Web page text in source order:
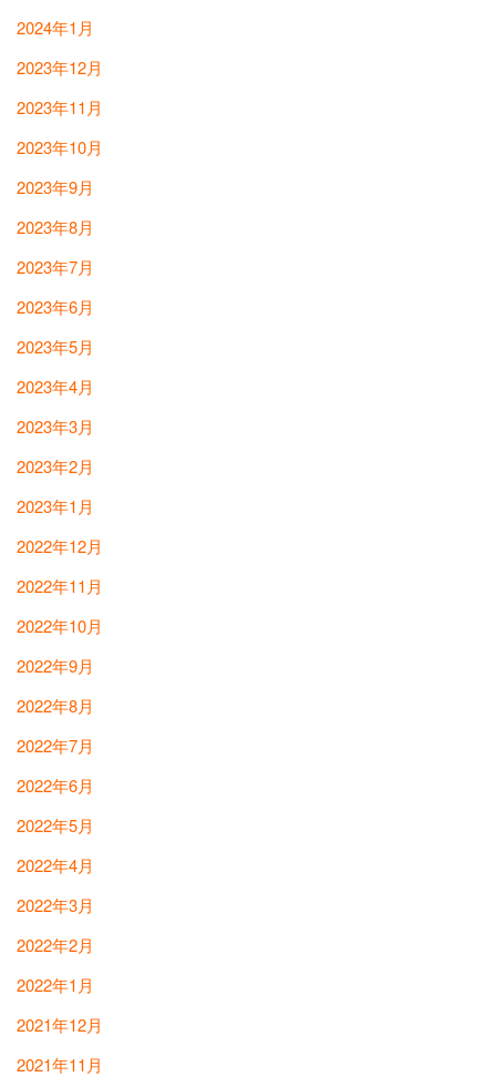
2024年1月
2023年12月
2023年11月
2023年10月
2023年9月
2023年8月
2023年7月
2023年6月
2023年5月
2023年4月
2023年3月
2023年2月
2023年1月
2022年12月
2022年11月
2022年10月
2022年9月
2022年8月
2022年7月
2022年6月
2022年5月
2022年4月
2022年3月
2022年2月
2022年1月
2021年12月
2021年11月